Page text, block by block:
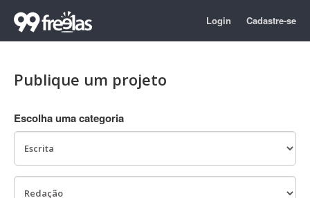
Login Cadastre-se
Publique um projeto
Escolha uma categoria